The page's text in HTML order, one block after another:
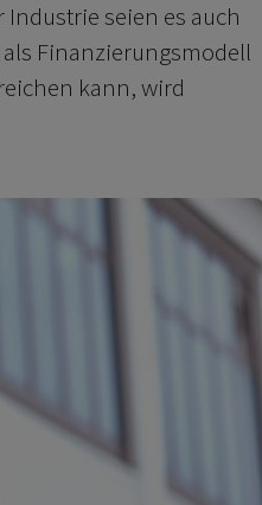
seien es auch
Finanzierungsmodell
kann, wird